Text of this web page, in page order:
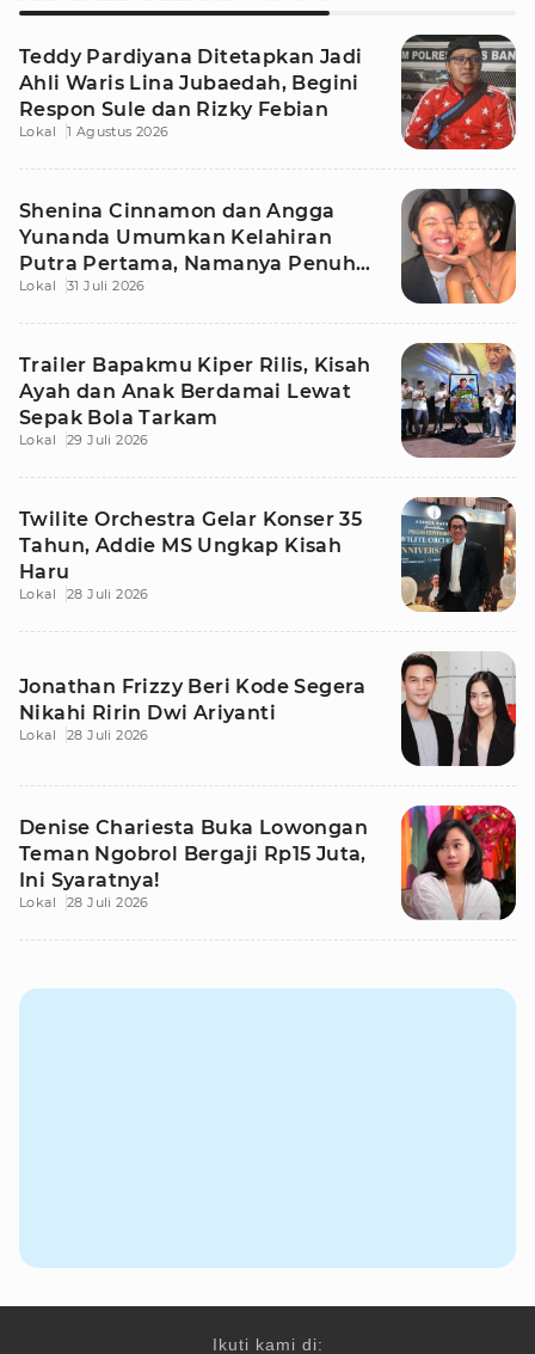
Teddy Pardiyana Ditetapkan Jadi
Ahli Waris Lina Jubaedah, Begini
Respon Sule dan Rizky Febian
Lokal 1 Agustus 2026
Shenina Cinnamon dan Angga
Yunanda Umumkan Kelahiran
Putra Pertama, Namanya Penuh
Makna
Lokal 31 Juli 2026
Trailer Bapakmu Kiper Rilis, Kisah
Ayah dan Anak Berdamai Lewat
Sepak Bola Tarkam
Lokal 29 Juli 2026
Twilite Orchestra Gelar Konser 35
Tahun, Addie MS Ungkap Kisah
Haru
Lokal 28 Juli 2026
Jonathan Frizzy Beri Kode Segera
Nikahi Ririn Dwi Ariyanti
Lokal 28 Juli 2026
Denise Chariesta Buka Lowongan
Teman Ngobrol Bergaji Rp15 Juta,
Ini Syaratnya!
Lokal 28 Juli 2026
Ikuti kami di: